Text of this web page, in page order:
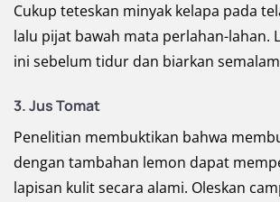
Cukup teteskan minyak kelapa pada
lalu pijat bawah mata perlahan-lahan.
ini sebelum tidur dan biarkan
3. Jus Tomat
Penelitian membuktikan bahwa
dengan tambahan lemon dapat
lapisan kulit secara alami. Oleskan